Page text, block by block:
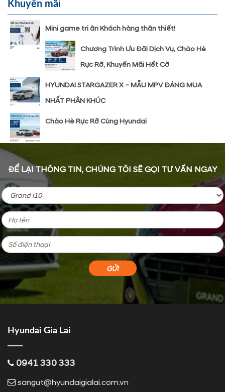
Khuyến mãi
Mini game tri ân Khách hàng thân thiết!
Chương Trình Ưu Đãi Dịch Vụ, Chào Hè
Rực Rỡ, Khuyến Mãi Hết Cỡ
HYUNDAI STARGAZER X – MẪU MPV ĐÁNG MUA
NHẤT PHÂN KHÚC
Chào Hè Rực Rỡ Cùng Hyundai
ĐỂ LẠI THÔNG TIN, CHÚNG TÔI SẼ GỌI TƯ VẤN NGAY
Hyundai Gia Lai
0941 330 333
sangut@hyundaigialai.com.vn